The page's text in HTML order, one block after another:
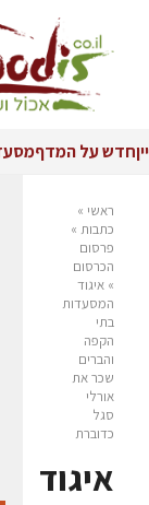
ייןחדש על המדף
ראשי »
כתבות »
פרסום
הכרסום
» איגוד
המסעדות
בתי
הקפה
והברים
שכר את
אורלי
סגל
כדוברת
איגוד